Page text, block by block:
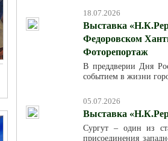
18.07.2026
Выставка
Федоровском
Фоторепортаж
В преддверии Дня
событием в жизни
05.07.2026
Выставка
Сургут – один из
присоединения